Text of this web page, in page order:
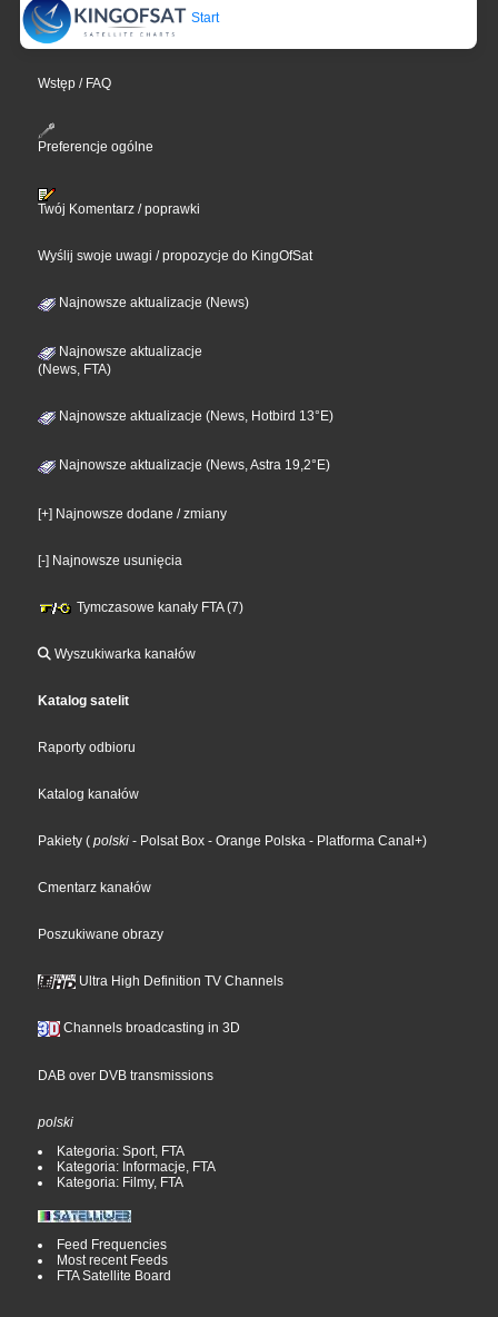
Start
Wstęp / FAQ
Preferencje ogólne
Twój Komentarz / poprawki
Wyślij swoje uwagi / propozycje do KingOfSat
Najnowsze aktualizacje (News)
Najnowsze aktualizacje
(News, FTA)
Najnowsze aktualizacje (News, Hotbird 13°E)
Najnowsze aktualizacje (News, Astra 19,2°E)
[+] Najnowsze dodane / zmiany
[-] Najnowsze usunięcia
Tymczasowe kanały FTA (7)
Wyszukiwarka kanałów
Katalog satelit
Raporty odbioru
Katalog kanałów
Pakiety ( polski - Polsat Box - Orange Polska - Platforma Canal+)
Cmentarz kanałów
Poszukiwane obrazy
Ultra High Definition TV Channels
Channels broadcasting in 3D
DAB over DVB transmissions
polski
Kategoria: Sport, FTA
Kategoria: Informacje, FTA
Kategoria: Filmy, FTA
Feed Frequencies
Most recent Feeds
FTA Satellite Board